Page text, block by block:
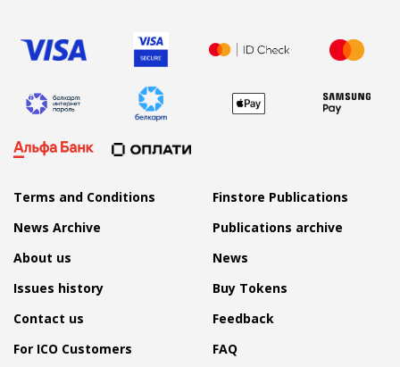
Terms and Conditions
Finstore Publications
News Archive
Publications archive
About us
News
Issues history
Buy Tokens
Contact us
Feedback
For ICO Customers
FAQ